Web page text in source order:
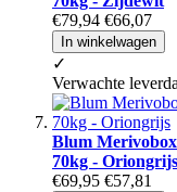
€79,94 €66,07
In winkelwagen
✓
Verwachte
Blum
70kg - Oriongrijs
€69,95 €57,81